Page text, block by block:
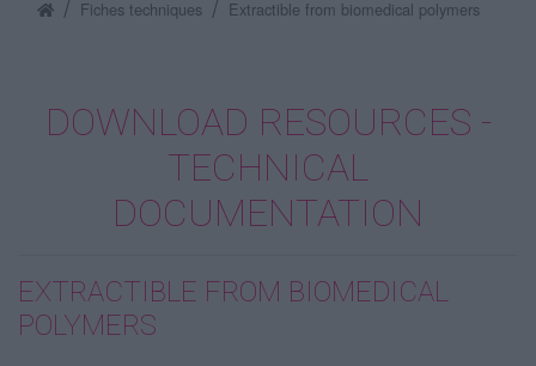
Fiches techniques Extractible from biomedical polymers
DOWNLOAD RESOURCES -
TECHNICAL
DOCUMENTATION
EXTRACTIBLE FROM BIOMEDICAL
POLYMERS